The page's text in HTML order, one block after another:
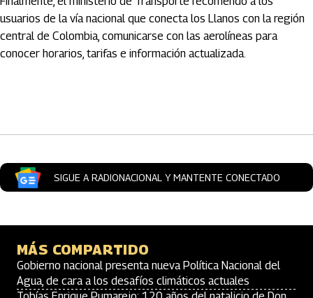
usuarios de la vía nacional que conecta los Llanos con la región
central de Colombia, comunicarse con las aerolíneas para
conocer horarios, tarifas e información actualizada.
SIGUE A RADIONACIONAL Y MANTENTE CONECTADO
MÁS COMPARTIDO
Gobierno nacional presenta nueva Política Nacional del
Agua, de cara a los desafíos climáticos actuales